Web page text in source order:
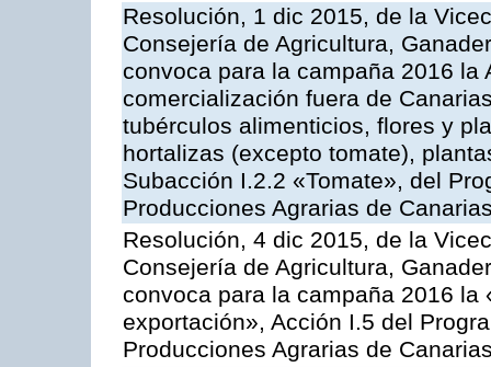
Resolución, 1 dic 2015, de la
Consejería de Agricultura,
convoca para la campaña 2016 la
comercialización fuera de
tubérculos alimenticios, flores y
hortalizas (excepto tomate),
Subacción I.2.2 «Tomate», del
Producciones Agrarias de
Resolución, 4 dic 2015, de la
Consejería de Agricultura,
convoca para la campaña 2016
exportación», Acción I.5 del
Producciones Agrarias de